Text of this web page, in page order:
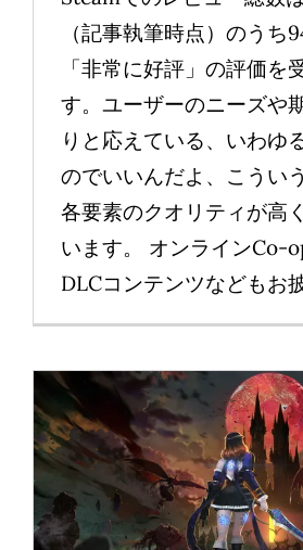
（記事執筆時点）のうち
「非常に好評」の評価を
す。ユーザーのニーズや
りと応えている、いわゆ
のでいいんだよ、こうい
各要素のクオリティが高
います。 オンラインCo-
DLCコンテンツなどもお
スマホ版「
Ritual of the
ス